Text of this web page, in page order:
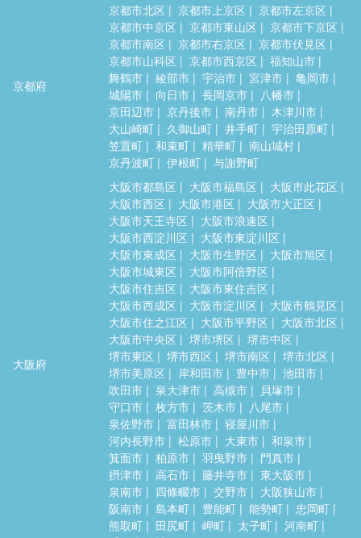
京都府
京都市北区 京都市上京区
京都市左京区
京都市中京区
京都市東山区
京都市下京区
京都市南区
京都市右京区
京都市伏見区
京都市山科区
京都市西京区
福知山市
舞鶴市
綾部市 宇治市 宮津市
亀岡市
城陽市
向日市 長岡京市
八幡市
京田辺市
京丹後市 南丹市
木津川市
大山崎町
久御山町 井手町
宇治田原町
笠置町
和束町 精華町
南山城村
京丹波町
伊根町 与謝野町
大阪府
大阪市都島区 大阪市福島区
大阪市此花区
大阪市西区
大阪市港区
大阪市大正区
大阪市天王寺区
大阪市浪速区
大阪市西淀川区
大阪市東淀川区
大阪市東成区
大阪市生野区
大阪市旭区
大阪市城東区
大阪市阿倍野区
大阪市住吉区
大阪市東住吉区
大阪市西成区
大阪市淀川区
大阪市鶴見区
大阪市住之江区
大阪市平野区
大阪市北区
大阪市中央区
堺市堺区
堺市中区
堺市東区
堺市西区 堺市南区
堺市北区
堺市美原区
岸和田市 豊中市
池田市
吹田市
泉大津市 高槻市
貝塚市
守口市
枚方市 茨木市
八尾市
泉佐野市
富田林市
寝屋川市
河内長野市
松原市 大東市
和泉市
箕面市
柏原市 羽曳野市
門真市
摂津市
高石市 藤井寺市
東大阪市
泉南市
四條畷市 交野市
大阪狭山市
阪南市
島本町 豊能町 能勢町
忠岡町
熊取町
田尻町 岬町 太子町
河南町